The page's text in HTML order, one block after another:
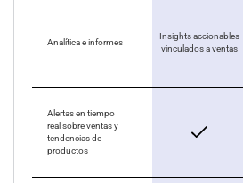
Analítica e informes
Insights accionables
vinculados a ventas
Alertas en tiempo
real sobre ventas y
tendencias de
productos